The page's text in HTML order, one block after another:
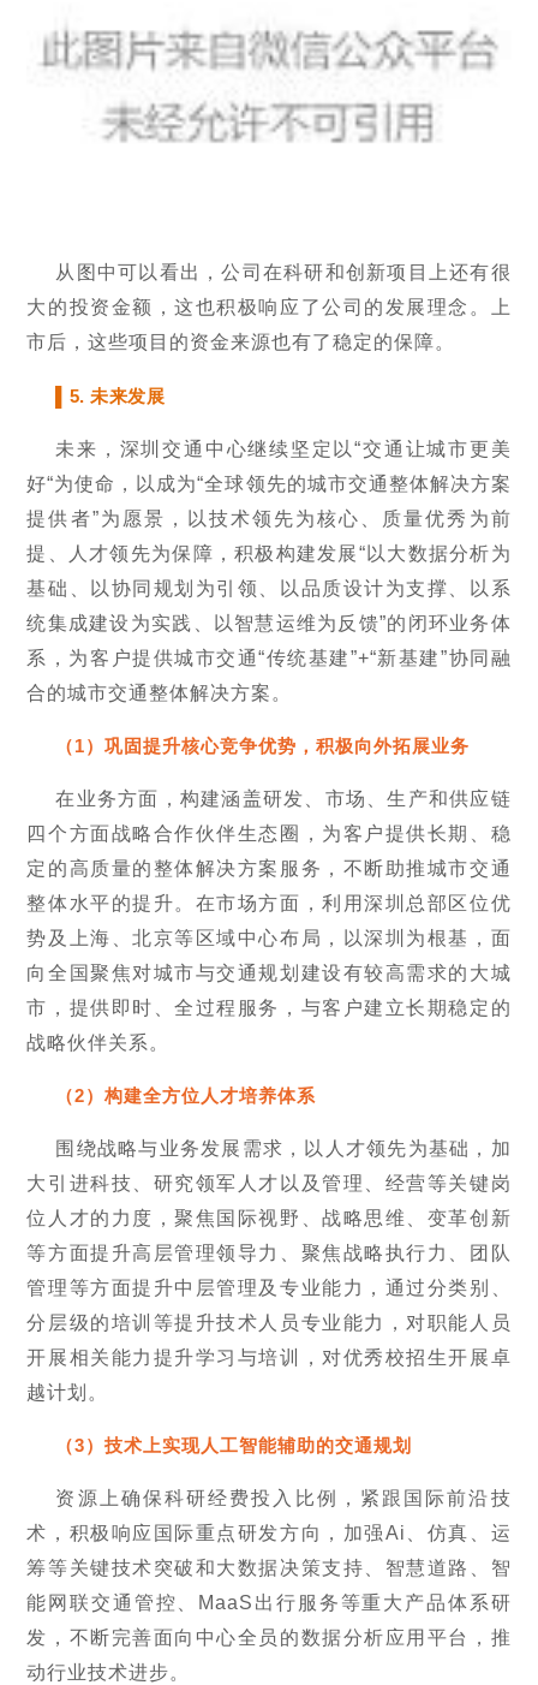
从图中可以看出，公司在科研和创新项目上还有很
大的投资金额，这也积极响应了公司的发展理念。上
市后，这些项目的资金来源也有了稳定的保障。
▌5. 未来发展
未来，深圳交通中心继续坚定以“交通让城市更美
好“为使命，以成为“全球领先的城市交通整体解决方案
提供者”为愿景，以技术领先为核心、质量优秀为前
提、人才领先为保障，积极构建发展“以大数据分析为
基础、以协同规划为引领、以品质设计为支撑、以系
统集成建设为实践、以智慧运维为反馈”的闭环业务体
系，为客户提供城市交通“传统基建”+“新基建”协同融
合的城市交通整体解决方案。
（1）巩固提升核心竞争优势，积极向外拓展业务
在业务方面，构建涵盖研发、市场、生产和供应链
四个方面战略合作伙伴生态圈，为客户提供长期、稳
定的高质量的整体解决方案服务，不断助推城市交通
整体水平的提升。在市场方面，利用深圳总部区位优
势及上海、北京等区域中心布局，以深圳为根基，面
向全国聚焦对城市与交通规划建设有较高需求的大城
市，提供即时、全过程服务，与客户建立长期稳定的
战略伙伴关系。
（2）构建全方位人才培养体系
围绕战略与业务发展需求，以人才领先为基础，加
大引进科技、研究领军人才以及管理、经营等关键岗
位人才的力度，聚焦国际视野、战略思维、变革创新
等方面提升高层管理领导力、聚焦战略执行力、团队
管理等方面提升中层管理及专业能力，通过分类别、
分层级的培训等提升技术人员专业能力，对职能人员
开展相关能力提升学习与培训，对优秀校招生开展卓
越计划。
（3）技术上实现人工智能辅助的交通规划
资源上确保科研经费投入比例，紧跟国际前沿技
术，积极响应国际重点研发方向，加强Ai、仿真、运
筹等关键技术突破和大数据决策支持、智慧道路、智
能网联交通管控、MaaS出行服务等重大产品体系研
发，不断完善面向中心全员的数据分析应用平台，推
动行业技术进步。